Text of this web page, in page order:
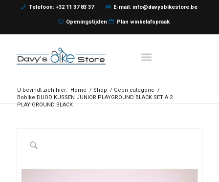
Telefoon: +32 11 37 83 37 E-mail: info@davysbikestore.be
Openingstijden Plan winkelafspraak
U bevindt zich hier: Home / Shop / Geen categorie /
Bobike DUOD KUSSEN JUNIOR PLAYGROUND BLACK SET A 2
PLAY GROUND BLACK